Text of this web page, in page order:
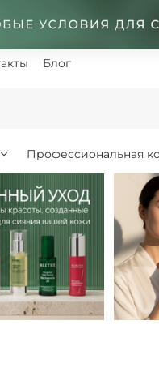
Блог
Профессиональная